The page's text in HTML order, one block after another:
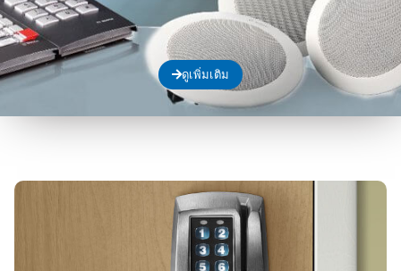
ดูเพิ่มเติม